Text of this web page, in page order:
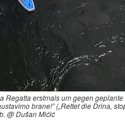
erstmals um gegen
brane!” („Rettet die Drina,
@ Dušan Mićić